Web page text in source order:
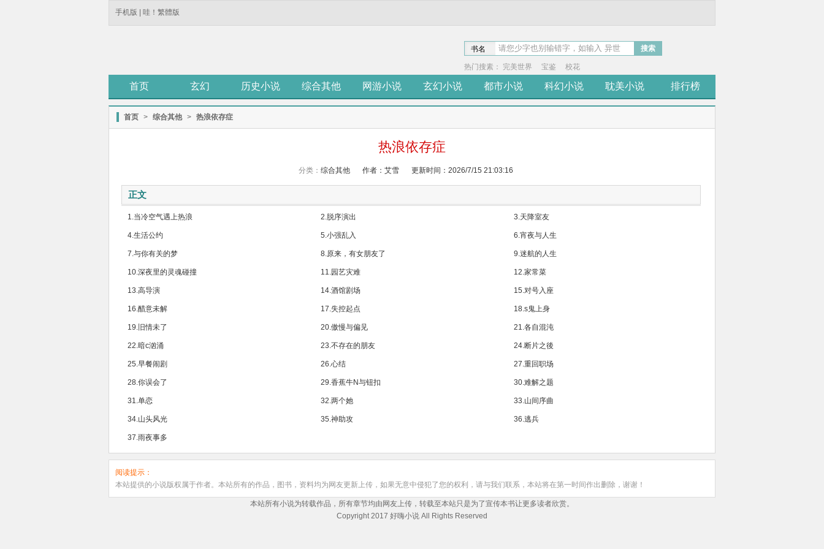
手机版 哇！繁體版
书名 搜索
热门搜素： 完美世界 宝鉴 校花
首页 玄幻 历史小说 综合其他 网游小说 玄幻小说 都市小说 科幻小说 耽美小说 排行榜
首页 > 综合其他 > 热浪依存症
热浪依存症
分类： 综合其他 作者：艾雪 更新时间：2026/7/15 21:03:16
正文
1.当冷空气遇上热浪 2.脱序演出 3.天降室友
4.生活公约 5.小强乱入 6.宵夜与人生
7.与你有关的梦 8.原来，有女朋友了 9.迷航的人生
10.深夜里的灵魂碰撞 11.园艺灾难 12.家常菜
13.高导演 14.酒馆剧场 15.对号入座
16.醋意未解 17.失控起点 18.s鬼上身
19.旧情未了 20.傲慢与偏见 21.各自混沌
22.暗c汹涌 23.不存在的朋友 24.断片之後
25.早餐闹剧 26.心结 27.重回职场
28.你误会了 29.香蕉牛N与钮扣 30.难解之题
31.单恋 32.两个她 33.山间序曲
34.山头风光 35.神助攻 36.逃兵
37.雨夜事多
阅读提示：
本站提供的小说版权属于作者。本站所有的作品，图书，资料均为网友更新上传，如果无意中侵犯了您的权利，请与我们联系，本站将在第一时间作出删除，谢谢！
本站所有小说为转载作品，所有章节均由网友上传，转载至本站只是为了宣传本书让更多读者欣赏。
Copyright 2017 好嗨小说 All Rights Reserved